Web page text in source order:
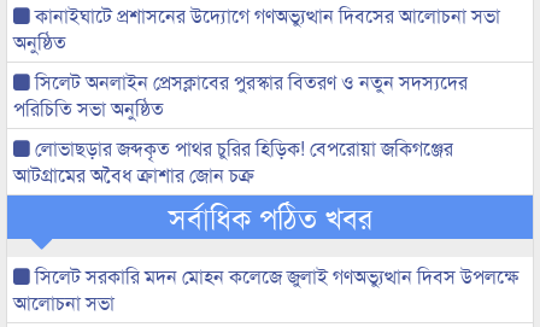
কানাইঘাটে প্রশাসনের উদ্যোগে গণঅভ্যুত্থান দিবসের আলোচনা সভা
অনুষ্ঠিত
সিলেট অনলাইন প্রেসক্লাবের পুরস্কার বিতরণ ও নতুন সদস্যদের
পরিচিতি সভা অনুষ্ঠিত
লোভাছড়ার জব্দকৃত পাথর চুরির হিড়িক! বেপরোয়া জকিগঞ্জের
আটগ্রামের অবৈধ ক্রাশার জোন চক্র
সর্বাধিক পঠিত খবর
সিলেট সরকারি মদন মোহন কলেজে জুলাই গণঅভ্যুত্থান দিবস উপলক্ষে
আলোচনা সভা